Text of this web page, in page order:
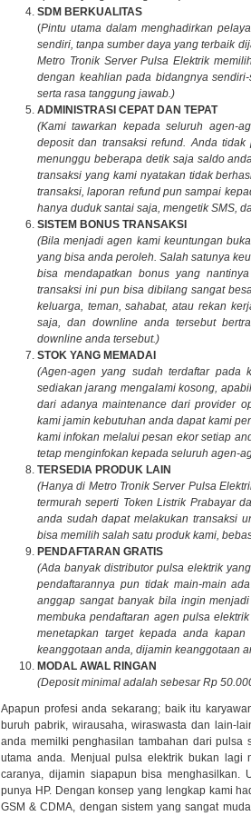
SDM BERKUALITAS
(Pintu utama dalam menghadirkan
sendiri, tanpa sumber daya yang terbaik
Metro Tronik Server Pulsa Elektrik
dengan keahlian pada bidangnya
serta rasa tanggung jawab.)
ADMINISTRASI CEPAT DAN TEPAT
(Kami tawarkan kepada seluruh agen-
deposit dan transaksi refund. Anda
menunggu beberapa detik saja saldo
transaksi yang kami nyatakan tidak
transaksi, laporan refund pun sampai
hanya duduk santai saja, mengetik SMS,
SISTEM BONUS TRANSAKSI
(Bila menjadi agen kami keuntungan
yang bisa anda peroleh. Salah satunya
bisa mendapatkan bonus yang
transaksi ini pun bisa dibilang sangat
keluarga, teman, sahabat, atau rekan
saja, dan downline anda tersebut
downline anda tersebut.)
STOK YANG MEMADAI
(Agen-agen yang sudah terdaftar
sediakan jarang mengalami kosong,
dari adanya maintenance dari provider
kami jamin kebutuhan anda dapat kami
kami infokan melalui pesan ekor setiap
tetap menginfokan kepada seluruh agen-
TERSEDIA PRODUK LAIN
(Hanya di Metro Tronik Server Pulsa
termurah seperti Token Listrik Prabayar
anda sudah dapat melakukan transaksi
bisa memilih salah satu produk kami,
PENDAFTARAN GRATIS
(Ada banyak distributor pulsa elektrik
pendaftarannya pun tidak main-main
anggap sangat banyak bila ingin
membuka pendaftaran agen pulsa
menetapkan target kepada anda
keanggotaan anda, dijamin keanggotaan
MODAL AWAL RINGAN
(Deposit minimal adalah sebesar Rp
Apapun profesi anda sekarang; baik itu
buruh pabrik, wirausaha, wiraswasta dan lain-
anda memilki penghasilan tambahan dari pulsa
utama anda. Menjual pulsa elektrik bukan lagi
caranya, dijamin siapapun bisa menghasilkan.
punya HP. Dengan konsep yang lengkap kami
GSM & CDMA, dengan sistem yang sangat